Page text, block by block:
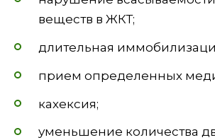
веществ в ЖКТ;
длительная
прием определенных
кахексия;
уменьшение количества